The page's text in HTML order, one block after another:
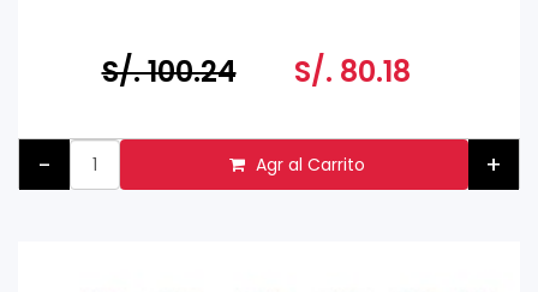
S/. 100.24 S/. 80.18
- Agr al Carrito +